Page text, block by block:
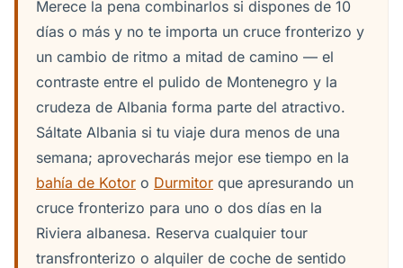
Merece la pena combinarlos si dispones de 10
días o más y no te importa un cruce fronterizo y
un cambio de ritmo a mitad de camino — el
contraste entre el pulido de Montenegro y la
crudeza de Albania forma parte del atractivo.
Sáltate Albania si tu viaje dura menos de una
semana; aprovecharás mejor ese tiempo en la
bahía de Kotor o Durmitor que apresurando un
cruce fronterizo para uno o dos días en la
Riviera albanesa. Reserva cualquier tour
transfronterizo o alquiler de coche de sentido